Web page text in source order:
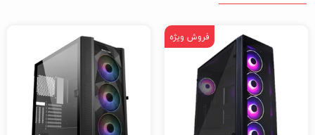
فروش ویژه